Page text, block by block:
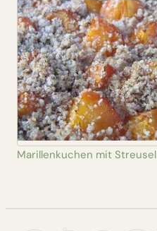
Marillenkuchen mit Streusel